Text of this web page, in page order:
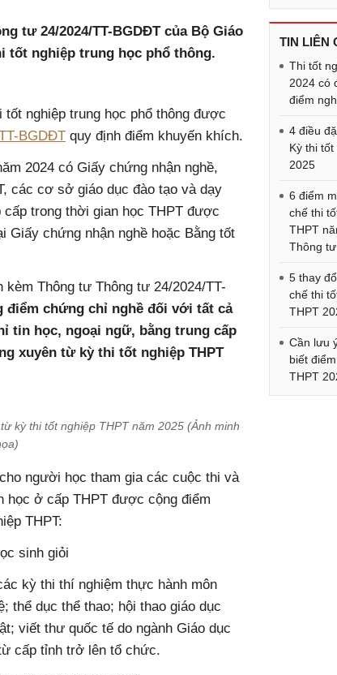
tư 24/2024/TT-BGDĐT của Bộ Giáo
tốt nghiệp trung học phổ thông.
nghiệp trung học phổ thông được
BGDĐT quy định điểm khuyến khích.
2024 có Giấy chứng nhận nghề,
các cơ sở giáo dục đào tạo và dạy
trong thời gian học THPT được
Giấy chứng nhận nghề hoặc Bằng tốt
Thông tư Thông tư 24/2024/TT-
điểm chứng chỉ nghề đối với tất cả
tin học, ngoại ngữ, bằng trung cấp
xuyên từ kỳ thi tốt nghiệp THPT
kỳ thi tốt nghiệp THPT năm 2025 (Ảnh minh
người học tham gia các cuộc thi và
học ở cấp THPT được cộng điểm
THPT:
sinh giỏi
kỳ thi thí nghiệm thực hành môn
thể dục thể thao; hội thao giáo dục
viết thư quốc tế do ngành Giáo dục
cấp tỉnh trở lên tổ chức.
TIN LIÊN
Thi tốt
2024 có
điểm
4 điều
Kỳ thi
2025
6 điểm
chế thi
THPT
Thông
5 thay
chế thi
THPT
Cần lưu
biết
THPT